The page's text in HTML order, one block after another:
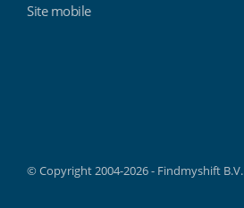
Site mobile
© Copyright 2004-2026 - Findmyshift B.V.